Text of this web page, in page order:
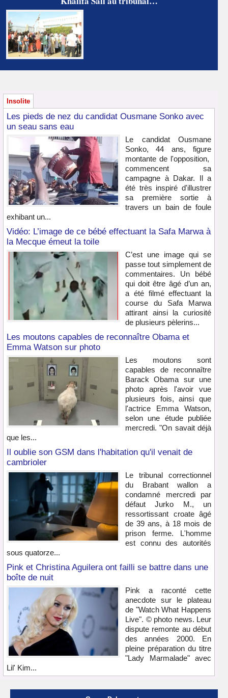
Insolite
Les pieds de nez du candidat Ousmane Sonko avec
un seau sans eau
Le candidat Ousmane
Sonko, 44 ans, figure
montante de l'opposition,
commencent sa
campagne à Dakar. Il a
été très inspiré d'illustrer
sa première sortie à
travers un bain de foule
exhibant un...
Vidéo: L’image de ce bébé effectuant la Safa Marwa à
la Mecque émeut la toile
C’est une image qui se
passe tout simplement de
commentaires. Un bébé
qui doit être âgé d’un an,
a été filmé effectuant la
course du Safa Marwa
attirant ainsi la curiosité
de plusieurs pèlerins...
Les moutons capables de reconnaître Obama et
Emma Watson sur photo
Les moutons sont
capables de reconnaître
Barack Obama sur une
photo après l'avoir vue
plusieurs fois, ainsi que
l'actrice Emma Watson,
selon une étude publiée
mercredi. "On savait déjà
que les...
Il oublie son GSM dans l'habitation qu'il venait de
cambrioler
Le tribunal correctionnel
du Brabant wallon a
condamné mercredi par
défaut Jurko M., un
ressortissant croate âgé
de 39 ans, à 18 mois de
prison ferme. L'homme
est connu des autorités
sous quatorze...
Pink et Christina Aguilera ont failli se battre dans une
boîte de nuit
Pink a raconté cette
anecdote sur le plateau
de "Watch What Happens
Live". © photo news. Leur
dispute remonte au début
des années 2000. En
pleine préparation du titre
"Lady Marmalade" avec
Lil' Kim...